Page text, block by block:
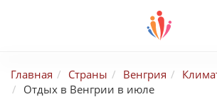
Главная Страны Венгрия
Отдых в Венгрии в июле